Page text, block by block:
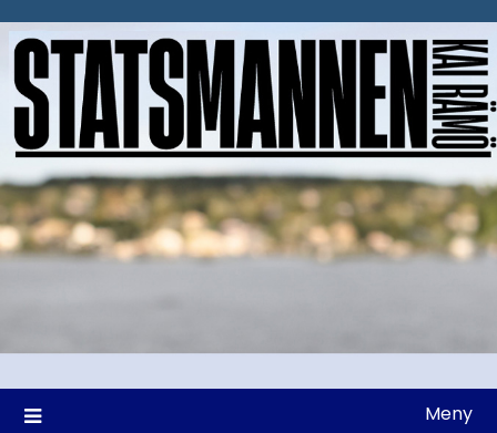
till
Meny